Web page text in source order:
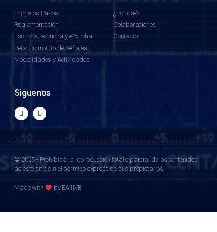
Primeros Pasos
Reglamentación
Escucha, escucha y escucha
Reconocimiento de Señales
Modalidades y Actividades
¿Por qué?
Colaboraciones
Contacto
Siguenos
© 2025 - Prohibida la reproducción total o parcial de los contenidos
de este sitio sin el permiso expreso de sus propietarios.
Made with by EA1IVB